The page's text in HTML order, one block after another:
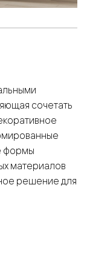
сочетать
формы
материалов
решение для